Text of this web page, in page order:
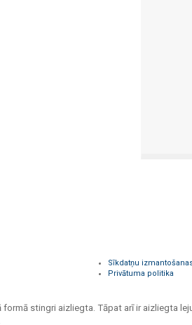
Sīkdatņu
Privātuma politika
stingri aizliegta. Tāpat arī ir aizliegta